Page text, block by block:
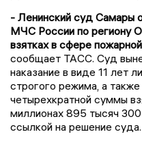
- Ленинский суд Самары
МЧС России по региону
взятках в сфере
сообщает ТАСС. Суд
наказание в виде 11 лет
строгого режима, а
четырехкратной суммы
миллионах 895 тысяч
ссылкой на решение суда.